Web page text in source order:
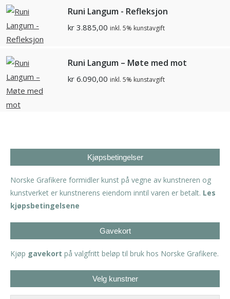
Runi Langum - Refleksjon
kr 3.885,00 inkl. 5% kunstavgift
Runi Langum – Møte med mot
kr 6.090,00 inkl. 5% kunstavgift
Kjøpsbetingelser
Norske Grafikere formidler kunst på vegne av kunstneren og
kunstverket er kunstnerens eiendom inntil varen er betalt. Les
kjøpsbetingelsene
Gavekort
Kjøp gavekort på valgfritt beløp til bruk hos Norske Grafikere.
Velg kunstner